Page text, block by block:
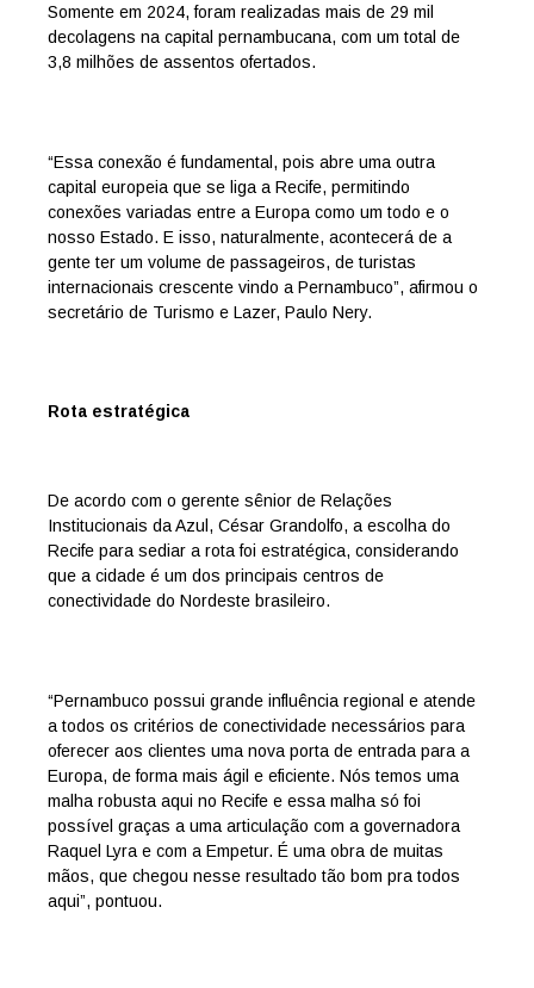
Somente em 2024, foram realizadas mais de 29 mil
decolagens na capital pernambucana, com um total de
3,8 milhões de assentos ofertados.
“Essa conexão é fundamental, pois abre uma outra
capital europeia que se liga a Recife, permitindo
conexões variadas entre a Europa como um todo e o
nosso Estado. E isso, naturalmente, acontecerá de a
gente ter um volume de passageiros, de turistas
internacionais crescente vindo a Pernambuco”, afirmou o
secretário de Turismo e Lazer, Paulo Nery.
Rota estratégica
De acordo com o gerente sênior de Relações
Institucionais da Azul, César Grandolfo, a escolha do
Recife para sediar a rota foi estratégica, considerando
que a cidade é um dos principais centros de
conectividade do Nordeste brasileiro.
“Pernambuco possui grande influência regional e atende
a todos os critérios de conectividade necessários para
oferecer aos clientes uma nova porta de entrada para a
Europa, de forma mais ágil e eficiente. Nós temos uma
malha robusta aqui no Recife e essa malha só foi
possível graças a uma articulação com a governadora
Raquel Lyra e com a Empetur. É uma obra de muitas
mãos, que chegou nesse resultado tão bom pra todos
aqui”, pontuou.